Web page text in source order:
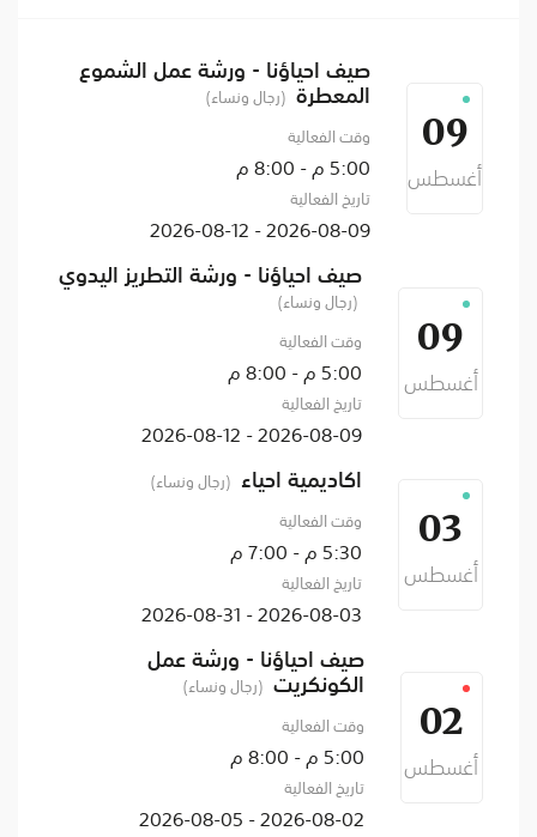
09
أغسطس
صيف احياؤنا - ورشة عمل الشموع
المعطرة (رجال ونساء)
وقت الفعالية
5:00 م - 8:00 م
تاريخ الفعالية
2026-08-09 - 2026-08-12
09
أغسطس
صيف احياؤنا - ورشة التطريز اليدوي
(رجال ونساء)
وقت الفعالية
5:00 م - 8:00 م
تاريخ الفعالية
2026-08-09 - 2026-08-12
03
أغسطس
اكاديمية احياء (رجال ونساء)
وقت الفعالية
5:30 م - 7:00 م
تاريخ الفعالية
2026-08-03 - 2026-08-31
02
أغسطس
صيف احياؤنا - ورشة عمل
الكونكريت(رجال ونساء)
وقت الفعالية
5:00 م - 8:00 م
تاريخ الفعالية
2026-08-02 - 2026-08-05